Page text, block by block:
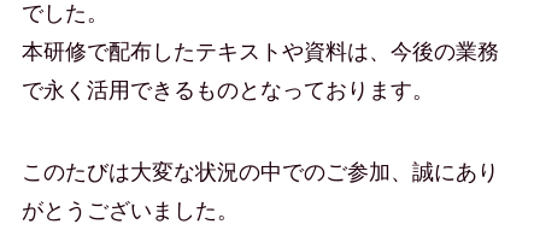
でした。
本研修で配布したテキストや資料は、今後の業務
で永く活用できるものとなっております。
このたびは大変な状況の中でのご参加、誠にあり
がとうございました。